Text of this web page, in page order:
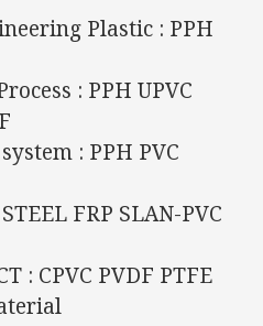
Plastic : PPH
: PPH UPVC
: PPH PVC
FRP SLAN-PVC
: CPVC PVDF PTFE